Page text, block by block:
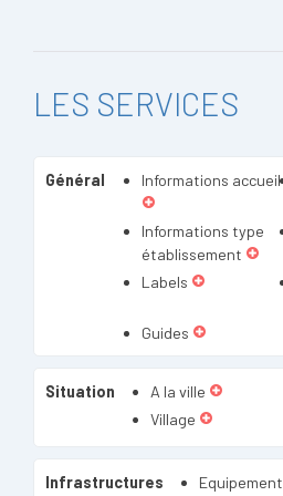
LES SERVICES
Général Informations accueil
Informations type
établissement
Labels
Guides
Situation A la ville
Village
Infrastructures Equipement